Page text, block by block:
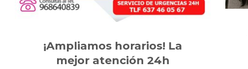
¡Ampliamos horarios! La
mejor atención 24h